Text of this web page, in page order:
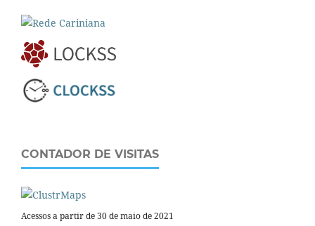
CONTADOR DE VISITAS
Acessos a partir de 30 de maio de 2021